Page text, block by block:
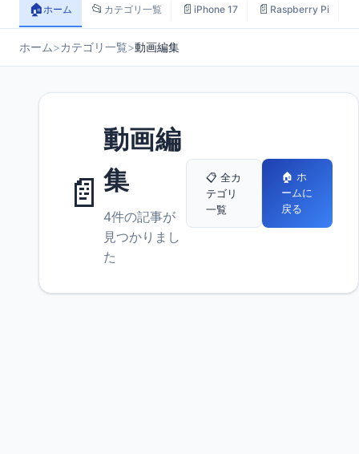
🏠ホーム 📂 カテゴリ一覧 📄 iPhone 17 📄 Raspberry Pi
ホーム>カテゴリ一覧>動画編集
📄
動画編
集
4件の記事が
見つかりまし
た
📋 全カ
テゴリ
一覧
🏠 ホ
ームに
戻る